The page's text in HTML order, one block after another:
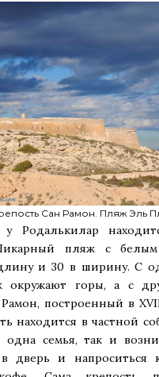
Сан Рамон. Пляж Эль
Родалькилар
пляж с белым
и 30 в ширину. С
окружают горы, а с
построенный в
находится в частной
одна семья, так и
в дверь и напроситься